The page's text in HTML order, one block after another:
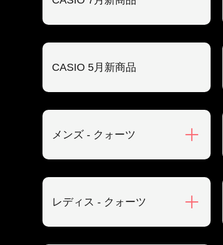
CASIO 5月新商品
メンズ - クォーツ
レディス - クォーツ